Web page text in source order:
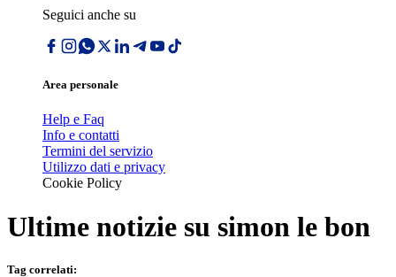
Seguici anche su
Area personale
Help e Faq
Info e contatti
Termini del servizio
Utilizzo dati e privacy
Cookie Policy
Ultime notizie su simon le bon
Tag correlati: